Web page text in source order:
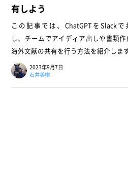
有しよう
この記事では、ChatGPTをSlackで
し、チームでアイディア出しや書類作
海外文献の共有を行う方法を紹介します
2023年9月7日
石井美樹